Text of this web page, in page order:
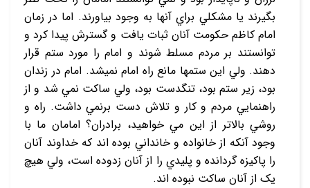
بگيرند يا مشکلي براي آنها به وجود بياورند. اما در زمان
امام کاظم حکومت آنان ثبات يافت و گسترش پيدا کرد و
توانستند بر مردم مسلط شوند و امام را مورد ستم قرار
دهند. ولي اين ستم‏ها مانع راه امام نمي‏شد. امام در زندان
بود، زير ستم بود، تنگدست بود، ولي ساکت نمي‏ شد و از
راهنمايي مردم و کار و تلاش دست برنمي‏ داشت. راه و
روشي بالاتر از اين مي‏ خواهيد، برادران؟ امامان ما با
وجود آنکه از خانواده و خانداني بوده ‏اند که خداوند آنان
را پاکيزه گردانده‏ و پليدي را از آنان زدوده است، ولي هيچ
يک از آنان ساکت نبوده ‏اند.